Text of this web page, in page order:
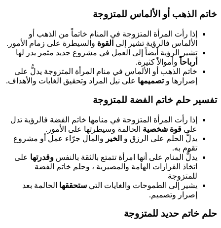
خاتم الذهب أو الألماس للمتزوجة
إذا رأت المرأة المتزوجة في المنام خاتماً من الذهب أو
الألماس فالرؤية تشير إلى القوة والسيطرة على زمام الأمور.
تشير الرؤية أيضاً إلى العمل في مشروع جديد مثمر يدر لها
أرباحاً وأموالاً كثيرة.
خاتم الذهب أو الألماس في منام المرأة المتزوجة يدلُّ على
إصرارها وتصميمها على نيل المراد وتحقيق الغايات والأهداف.
تفسير حلم خاتم الفضة للمتزوجة
إذا رأت المرأة المتزوجة في منامها خاتم الفضة فالرؤية تدل
على قوة شخصية الحالمة وسيطرتها على الأمور.
يدلُّ الحلم على الرزق و الخير والمال جرّاء عمل أو مشروع
تقوم به.
يدلُّ المنام على أنها امرأة تتمتع بالثقة بالنفس وقدرتها على
اتخاذ القرارات الهامة والمصيرية ، وحلم خاتم الفضة
للمتزوجة
يشير إلى الطموحات والغايات التي ستحققها الحالمة بعد
إصرار وتصميم.
حلم خاتم حديد للمتزوجة